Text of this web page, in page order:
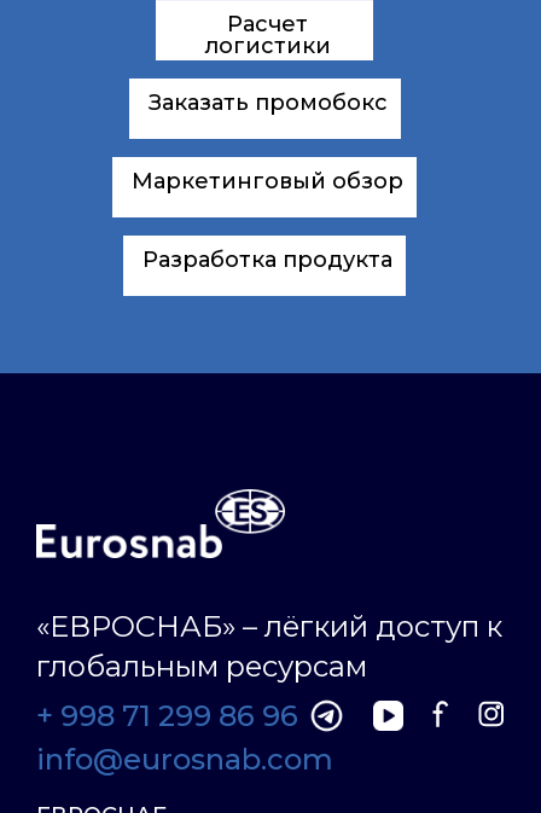
Расчет
логистики
Заказать промобокс
Маркетинговый обзор
Разработка продукта
«ЕВРОСНАБ» – лёгкий доступ к
глобальным ресурсам
+ 998 71 299 86 96
info@eurosnab.com